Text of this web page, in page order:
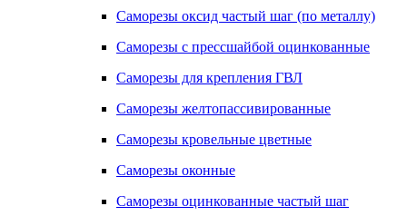
Саморезы оксид частый шаг (по металлу)
Саморезы с прессшайбой оцинкованные
Саморезы для крепления ГВЛ
Саморезы желтопассивированные
Саморезы кровельные цветные
Саморезы оконные
Саморезы оцинкованные частый шаг